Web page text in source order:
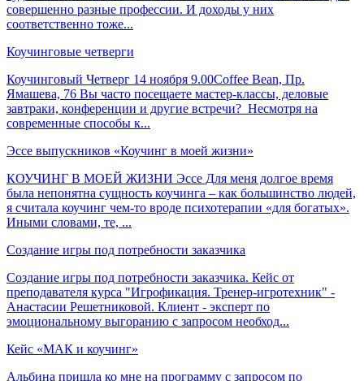
совершенно разные профессии. И доходы у них
соответственно тоже...
Коучинговые четверги
Коучинговый Четверг 14 ноября 9.00Coffee Bean, Пр.
Ямашева, 76 Вы часто посещаете мастер-классы, деловые
завтраки, конференции и другие встречи? Несмотря на
современные способы к...
Эссе выпускников «Коучинг в моей жизни»
КОУЧИНГ В МОЕЙ ЖИЗНИ Эссе Для меня долгое время
была непонятна сущность коучинга – как большинство людей,
я считала коучинг чем-то вроде психотерапии «для богатых».
Иными словами, те, ...
Создание игры под потребности заказчика
Создание игры под потребности заказчика. Кейс от
преподавателя курса "Игрофикация. Тренер-игротехник" -
Анастасии Решетниковой. Клиент - эксперт по
эмоциональному выгоранию с запросом необход...
Кейс «МАК и коучинг»
Альбина пришла ко мне на программу с запросом по